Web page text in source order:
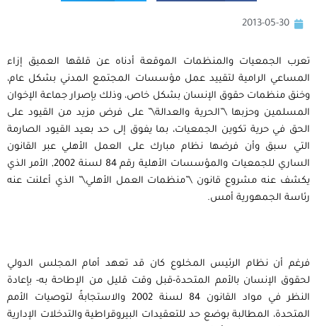
2013-05-30
تعرب الجمعيات والمنظمات الموقعة أدناه عن قلقها العميق إزاء
المساعي الرامية لتقييد عمل مؤسسات المجتمع المدني بشكل عام،
وخنق منظمات حقوق الإنسان بشكل خاص، وذلك بإصرار جماعة الإخوان
المسلمين وحزبها \”الحرية والعدالة\” على فرض مزيد من القيود على
الحق في حرية تكوين الجمعيات، بما يفوق إلى حد بعيد القيود الصارمة
التي سبق وأن فرضها نظام مبارك على العمل الأهلي عبر القانون
الساري للجمعيات والمؤسسات الأهلية رقم 84 لسنة 2002, الأمر الذي
يكشف عنه مشروع قانون \”منظمات العمل الأهلي\” الذي أعلنت عنه
رئاسة الجمهورية أمس.
فرغم أن نظام الرئيس المخلوع كان قد تعهد أمام المجلس الدولي
لحقوق الإنسان بالأمم المتحدة-قبل وقت قليل من الإطاحة به- بإعادة
النظر في مواد القانون 84 لسنة 2002 والاستجابةً لتوصيات الأمم
المتحدة، المطالبة بوضع حد للتعقيدات البيروقراطية والتدخلات الإدارية